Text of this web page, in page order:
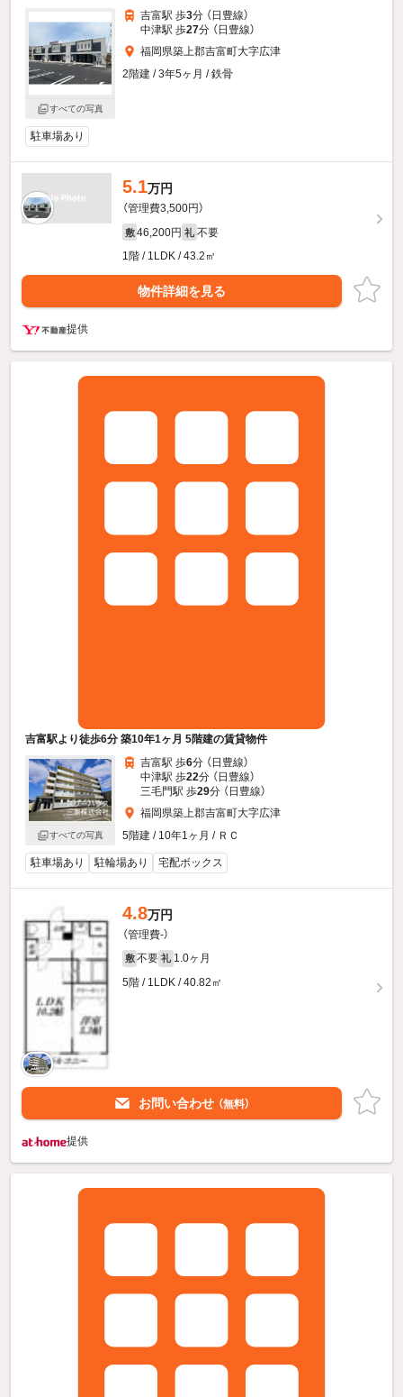
すべての写真
吉富駅 歩3分 （日豊線）
中津駅 歩27分 （日豊線）
福岡県築上郡吉富町大字広津
2階建 / 3年5ヶ月 / 鉄骨
駐車場あり
5.1万円
（管理費3,500円）
敷 46,200円 礼 不要
1階 / 1LDK / 43.2㎡
物件詳細を見る
提供
吉富駅より徒歩6分 築10年1ヶ月 5階建の賃貸物件
すべての写真
吉富駅 歩6分 （日豊線）
中津駅 歩22分 （日豊線）
三毛門駅 歩29分 （日豊線）
福岡県築上郡吉富町大字広津
5階建 / 10年1ヶ月 / ＲＣ
駐車場あり 駐輪場あり 宅配ボックス
4.8万円
（管理費-）
敷 不要 礼 1.0ヶ月
5階 / 1LDK / 40.82㎡
お問い合わせ （無料）
提供